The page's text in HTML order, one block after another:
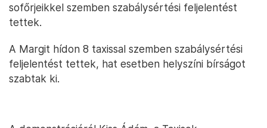
sofőrjeikkel szemben szabálysértési feljelentést
tettek.
A Margit hídon 8 taxissal szemben szabálysértési
feljelentést tettek, hat esetben helyszíni bírságot
szabtak ki.